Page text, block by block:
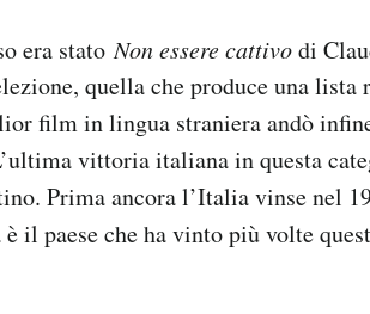
era statoNon essere cattivodi
quella che produce una lista
film in lingua straniera andò
vittoria italiana in questa
Prima ancora l’Italia vinse nel
il paese che ha vinto più volte